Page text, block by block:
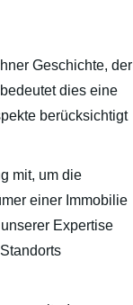
Geschichte, der
dies eine
berücksichtigt
mit, um die
einer Immobilie
Expertise